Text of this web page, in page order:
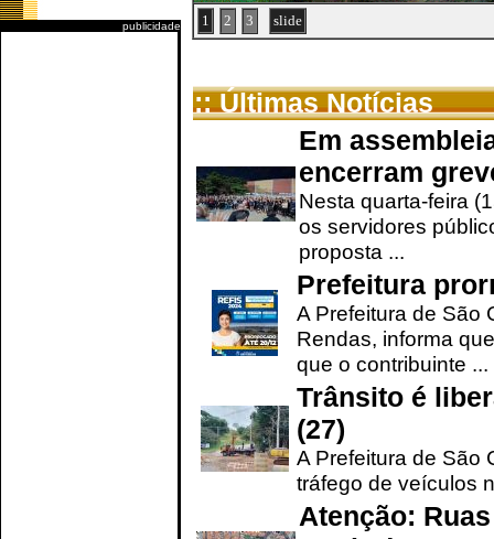
publicidade 1 2 3 slide
:: Últimas Notícias
Em
encerram
Nesta quarta-feira
os servidores
proposta ...
Prefeitura
A Prefeitura de São
Rendas, informa
que o contribuinte ...
Trânsito é
(27)
A Prefeitura de São
tráfego de veículos
Atenção: